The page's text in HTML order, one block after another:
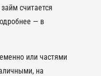
считается
— в
или частями
на